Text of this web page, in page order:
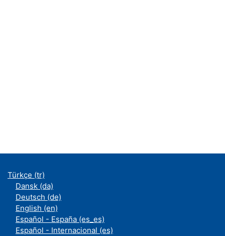
Türkçe ‎(tr)‎
Dansk ‎(da)‎
Deutsch ‎(de)‎
English ‎(en)‎
Español - España ‎(es_es)‎
Español - Internacional ‎(es)‎